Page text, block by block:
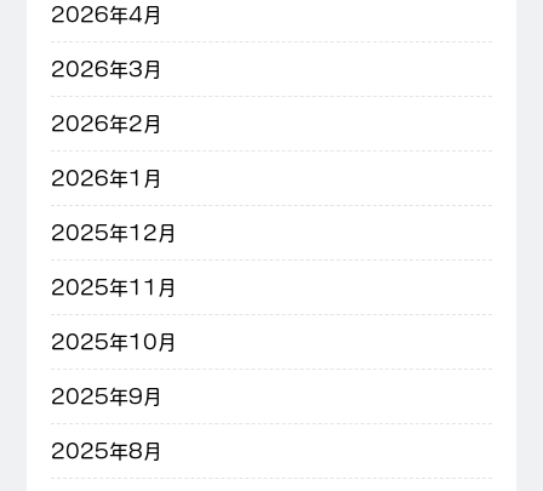
2026年4月
2026年3月
2026年2月
2026年1月
2025年12月
2025年11月
2025年10月
2025年9月
2025年8月